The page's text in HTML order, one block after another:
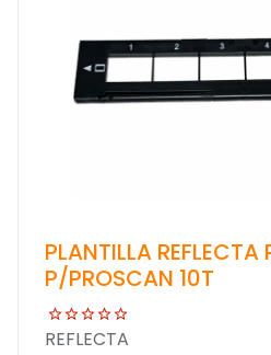
PLANTILLA
P/PROSCAN 10T
REFLECTA